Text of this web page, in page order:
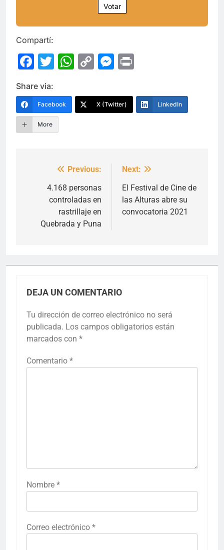
Votar
Compartí:
Facebook
Twitter
WhatsApp
CopyMessenger
Share via:
Facebook X (Twitter) LinkedIn
More
Navegación
entradas
Previous:
4.168 personas
controladas en
rastrillaje en
Quebrada y Puna
Next:
El Festival de Cine de
las Alturas abre su
convocatoria 2021
DEJA UN COMENTARIO
Tu dirección de correo electrónico no será
publicada. Los campos obligatorios están
marcados con *
Comentario *
Nombre *
Correo electrónico *